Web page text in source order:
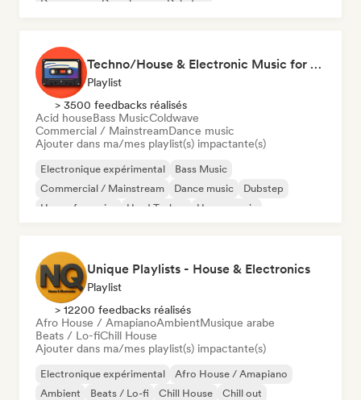
Dance pop Deep house Dubstep
Techno/House & Electronic Music for Svea Playlists
Playlist
> 3500 feedbacks réalisés
Acid houseBass MusicColdwave
Commercial / MainstreamDance music
Ajouter dans ma/mes playlist(s) impactante(s)
Electronique expérimental
Bass Music
Commercial / Mainstream
Dance music
Dubstep
House française
Hard Techno House music
Unique Playlists - House & Electronics
Playlist
> 12200 feedbacks réalisés
Afro House / AmapianoAmbientMusique arabe
Beats / Lo-fiChill House
Ajouter dans ma/mes playlist(s) impactante(s)
Electronique expérimental
Afro House / Amapiano
Ambient
Beats / Lo-fi Chill House
Chill out